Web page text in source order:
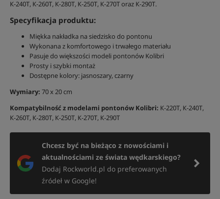
К-240Т, К-260Т, К-280Т, К-250Т, К-270Т oraz К-290Т.
Specyfikacja produktu:
Miękka nakładka na siedzisko do pontonu
Wykonana z komfortowego i trwałego materiału
Pasuje do większości modeli pontonów Kolibri
Prosty i szybki montaż
Dostępne kolory: jasnoszary, czarny
Wymiary: 70 x 20 cm
Kompatybilność z modelami pontonów Kolibri: К-220Т, К-240Т,
К-260Т, К-280Т, К-250Т, К-270Т, К-290Т
Chcesz być na bieżąco z nowościami i
aktualnościami ze świata wędkarskiego?
Dodaj Rockworld.pl do preferowanych
źródeł w Google!